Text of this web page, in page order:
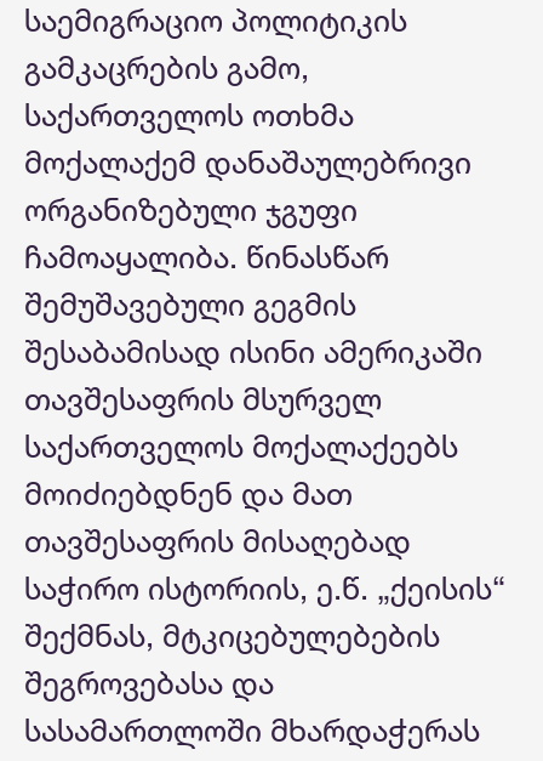
საემიგრაციო პოლიტიკის
გამკაცრების გამო,
საქართველოს ოთხმა
მოქალაქემ დანაშაულებრივი
ორგანიზებული ჯგუფი
ჩამოაყალიბა. წინასწარ
შემუშავებული გეგმის
შესაბამისად ისინი ამერიკაში
თავშესაფრის მსურველ
საქართველოს მოქალაქეებს
მოიძიებდნენ და მათ
თავშესაფრის მისაღებად
საჭირო ისტორიის, ე.წ. „ქეისის“
შექმნას, მტკიცებულებების
შეგროვებასა და
სასამართლოში მხარდაჭერას